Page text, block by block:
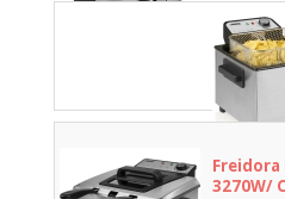
Freidora
3270W/